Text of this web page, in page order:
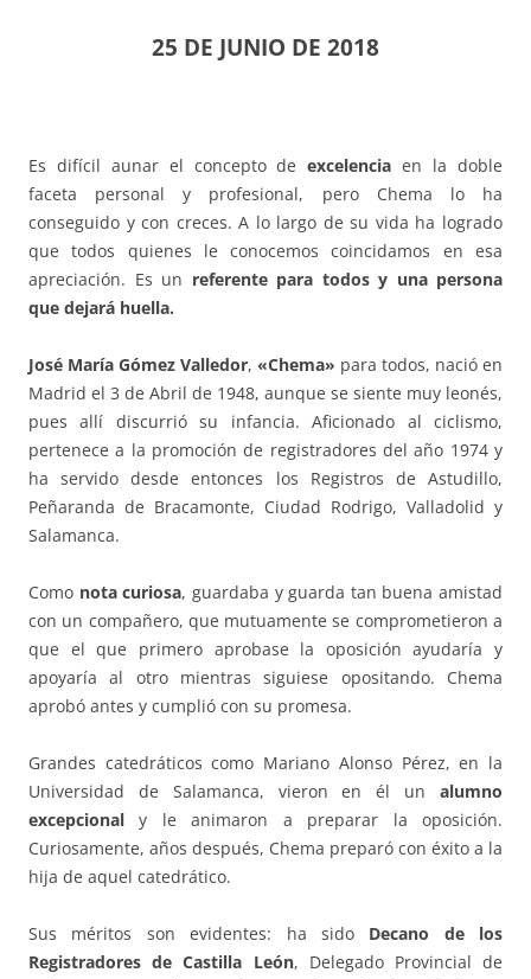
25 DE JUNIO DE 2018
Es difícil aunar el concepto deexcelencia en la doble
faceta personal y profesional, pero Chema lo ha
conseguido y con creces. A lo largo de su vida ha logrado
que todos quienes le conocemos coincidamos en esa
apreciación. Es un referente para todos y una persona
que dejará huella.
José María Gómez Valledor, «Chema» para todos, nació en
Madrid el 3 de Abril de 1948, aunque se siente muy leonés,
pues allí discurrió su infancia. Aficionado al ciclismo,
pertenece a la promoción de registradores del año 1974 y
ha servido desde entonces los Registros de Astudillo,
Peñaranda de Bracamonte, Ciudad Rodrigo, Valladolid y
Salamanca.
Como nota curiosa, guardaba y guarda tan buena amistad
con un compañero, que mutuamente se comprometieron a
que el que primero aprobase la oposición ayudaría y
apoyaría al otro mientras siguiese opositando. Chema
aprobó antes y cumplió con su promesa.
Grandes catedráticos como Mariano Alonso Pérez, en la
Universidad de Salamanca, vieron en él un alumno
excepcional y le animaron a preparar la oposición.
Curiosamente, años después, Chema preparó con éxito a la
hija de aquel catedrático.
Sus méritos son evidentes: ha sido Decano de los
Registradores de Castilla León, Delegado Provincial de